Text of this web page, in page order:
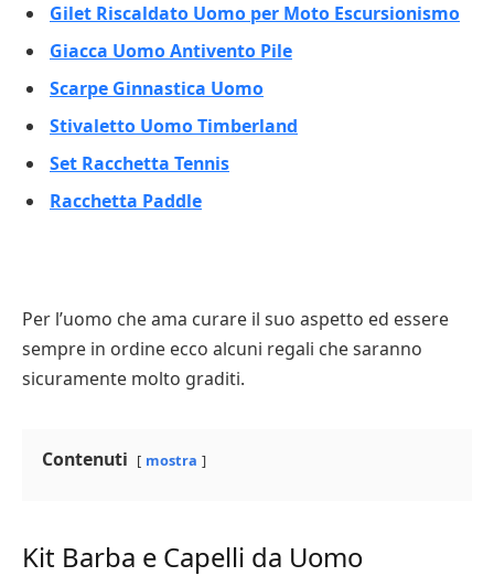
Gilet Riscaldato Uomo per Moto Escursionismo
Giacca Uomo Antivento Pile
Scarpe Ginnastica Uomo
Stivaletto Uomo Timberland
Set Racchetta Tennis
Racchetta Paddle
Per l’uomo che ama curare il suo aspetto ed essere
sempre in ordine ecco alcuni regali che saranno
sicuramente molto graditi.
Contenuti mostra
Kit Barba e Capelli da Uomo